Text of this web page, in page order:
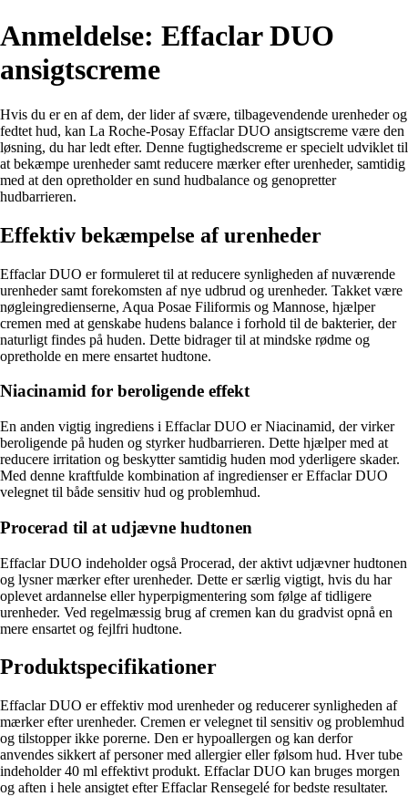
Anmeldelse: Effaclar DUO
ansigtscreme
Hvis du er en af dem, der lider af svære, tilbagevendende urenheder og
fedtet hud, kan La Roche-Posay Effaclar DUO ansigtscreme være den
løsning, du har ledt efter. Denne fugtighedscreme er specielt udviklet til
at bekæmpe urenheder samt reducere mærker efter urenheder, samtidig
med at den opretholder en sund hudbalance og genopretter
hudbarrieren.
Effektiv bekæmpelse af urenheder
Effaclar DUO er formuleret til at reducere synligheden af nuværende
urenheder samt forekomsten af nye udbrud og urenheder. Takket være
nøgleingredienserne, Aqua Posae Filiformis og Mannose, hjælper
cremen med at genskabe hudens balance i forhold til de bakterier, der
naturligt findes på huden. Dette bidrager til at mindske rødme og
opretholde en mere ensartet hudtone.
Niacinamid for beroligende effekt
En anden vigtig ingrediens i Effaclar DUO er Niacinamid, der virker
beroligende på huden og styrker hudbarrieren. Dette hjælper med at
reducere irritation og beskytter samtidig huden mod yderligere skader.
Med denne kraftfulde kombination af ingredienser er Effaclar DUO
velegnet til både sensitiv hud og problemhud.
Procerad til at udjævne hudtonen
Effaclar DUO indeholder også Procerad, der aktivt udjævner hudtonen
og lysner mærker efter urenheder. Dette er særlig vigtigt, hvis du har
oplevet ardannelse eller hyperpigmentering som følge af tidligere
urenheder. Ved regelmæssig brug af cremen kan du gradvist opnå en
mere ensartet og fejlfri hudtone.
Produktspecifikationer
Effaclar DUO er effektiv mod urenheder og reducerer synligheden af
mærker efter urenheder. Cremen er velegnet til sensitiv og problemhud
og tilstopper ikke porerne. Den er hypoallergen og kan derfor
anvendes sikkert af personer med allergier eller følsom hud. Hver tube
indeholder 40 ml effektivt produkt. Effaclar DUO kan bruges morgen
og aften i hele ansigtet efter Effaclar Rensegelé for bedste resultater.